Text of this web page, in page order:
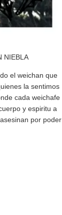
NIEBLA
el weichan que
la sentimos
cada weichafe
y espiritu a
por poder